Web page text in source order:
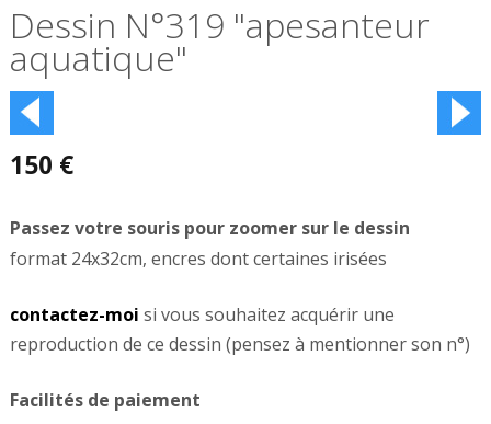
Dessin N°319 "apesanteur
aquatique"
150 €
format 24x32cm, encres dont certaines irisées
contactez-moi si vous souhaitez acquérir une
reproduction de ce dessin (pensez à mentionner son n°)
Facilités de paiement